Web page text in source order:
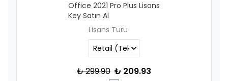
Office 2021 Pro Plus Lisans
Key Satın Al
Lisans Türü
₺ 299.90 ₺ 209.93